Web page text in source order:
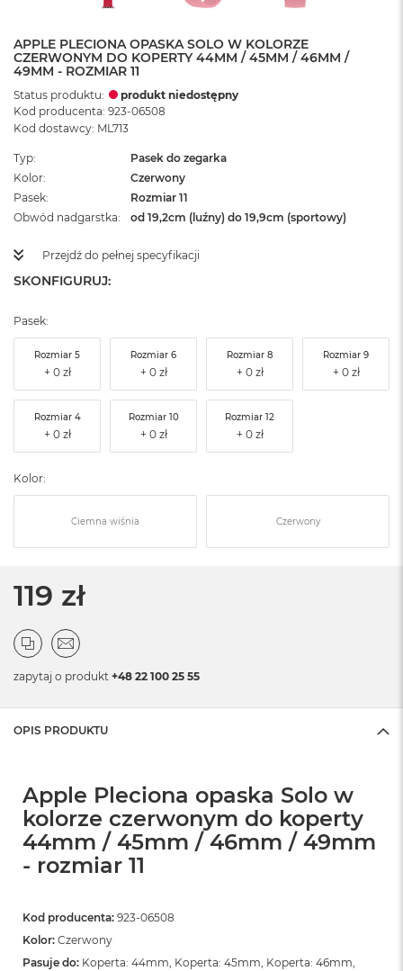
APPLE PLECIONA OPASKA SOLO W KOLORZE
CZERWONYM DO KOPERTY 44MM / 45MM / 46MM /
49MM - ROZMIAR 11
Status produktu:
produkt niedostępny
Kod producenta: 923-06508
Kod dostawcy: ML713
Typ
Pasek do zegarka
Kolor
Czerwony
Pasek
Rozmiar 11
Obwód nadgarstka
od 19,2cm (luźny) do 19,9cm (sportowy)
Przejdź do pełnej specyfikacji
SKONFIGURUJ:
Pasek:
Rozmiar 5 Rozmiar 6 Rozmiar 8 Rozmiar 9
Rozmiar 4 Rozmiar 10 Rozmiar 12
Kolor:
Ciemna wiśnia Czerwony
119 zł
zapytaj o produkt +48 22 100 25 55
OPIS PRODUKTU
Apple Pleciona opaska Solo w
kolorze czerwonym do koperty
44mm / 45mm / 46mm / 49mm
- rozmiar 11
Kod producenta: 923-06508
Kolor: Czerwony
Pasuje do: Koperta: 44mm, Koperta: 45mm, Koperta: 46mm,